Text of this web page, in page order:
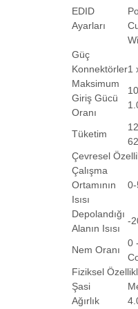
EDID
Ayarları
Güç
Konnektörler1
Maksimum
Giriş Gücü
Oranı
Tüketim
Çevresel
Çalışma
Ortamının
Isısı
0-
Depolandığı
Alanın Isısı
-
Nem Oranı
0
Fiziksel
Şasi
Ağırlık